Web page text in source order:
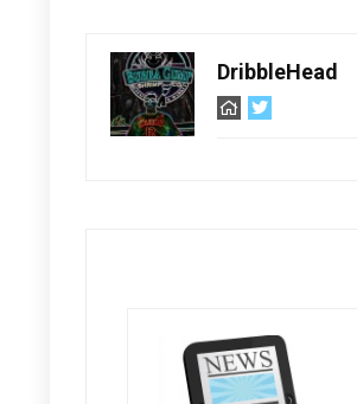
DribbleHead